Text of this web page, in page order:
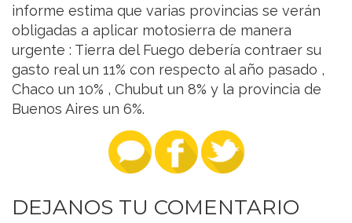
informe estima que varias provincias se verán
obligadas a aplicar motosierra de manera
urgente : Tierra del Fuego debería contraer su
gasto real un 11% con respecto al año pasado ,
Chaco un 10% , Chubut un 8% y la provincia de
Buenos Aires un 6%.
DEJANOS TU COMENTARIO